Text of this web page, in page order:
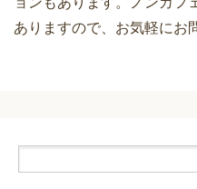
ありますので、お気軽にお